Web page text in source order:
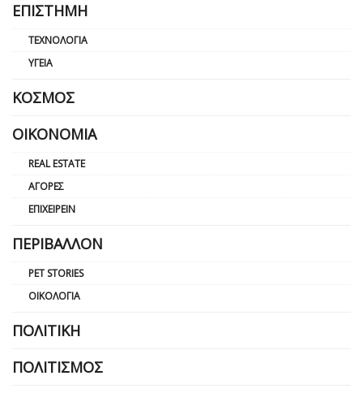
ΕΠΙΣΤΉΜΗ
ΤΕΧΝΟΛΟΓΊΑ
ΥΓΕΊΑ
ΚΌΣΜΟΣ
ΟΙΚΟΝΟΜΊΑ
REAL ESTATE
ΑΓΟΡΈΣ
ΕΠΙΧΕΙΡΕΊΝ
ΠΕΡΙΒΆΛΛΟΝ
PET STORIES
ΟΙΚΟΛΟΓΊΑ
ΠΟΛΙΤΙΚΉ
ΠΟΛΙΤΙΣΜΌΣ